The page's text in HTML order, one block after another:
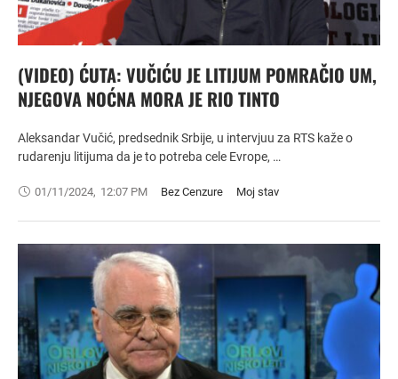
(VIDEO) ĆUTA: VUČIĆU JE LITIJUM POMRAČIO UM,
NJEGOVA NOĆNA MORA JE RIO TINTO
Aleksandar Vučić, predsednik Srbije, u intervjuu za RTS kaže o
rudarenju litijuma da je to potreba cele Evrope, …
01/11/2024, 12:07 PM Bez Cenzure Moj stav